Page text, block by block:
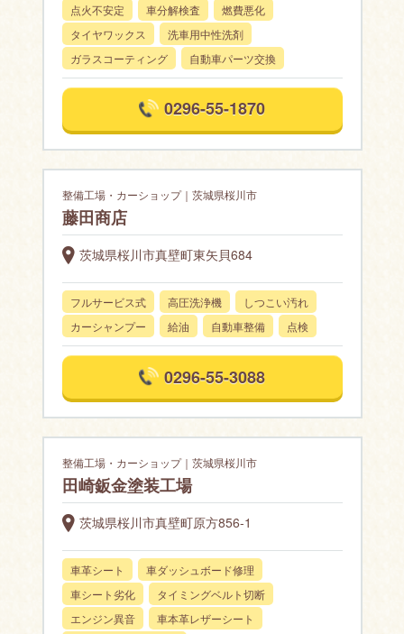
点火不安定 車分解検査
燃費悪化
タイヤワックス
洗車用中性洗剤
ガラスコーティング
自動車パーツ交換
0296-55-1870
整備工場・カーショップ｜茨城県桜川市
藤田商店
茨城県桜川市真壁町東矢貝684
フルサービス式 高圧洗浄機
しつこい汚れ
カーシャンプー
給油 自動車整備 点検
0296-55-3088
整備工場・カーショップ｜茨城県桜川市
田崎鈑金塗装工場
茨城県桜川市真壁町原方856-1
車革シート
車ダッシュボード修理
車シート劣化
タイミングベルト切断
エンジン異音
車本革レザーシート